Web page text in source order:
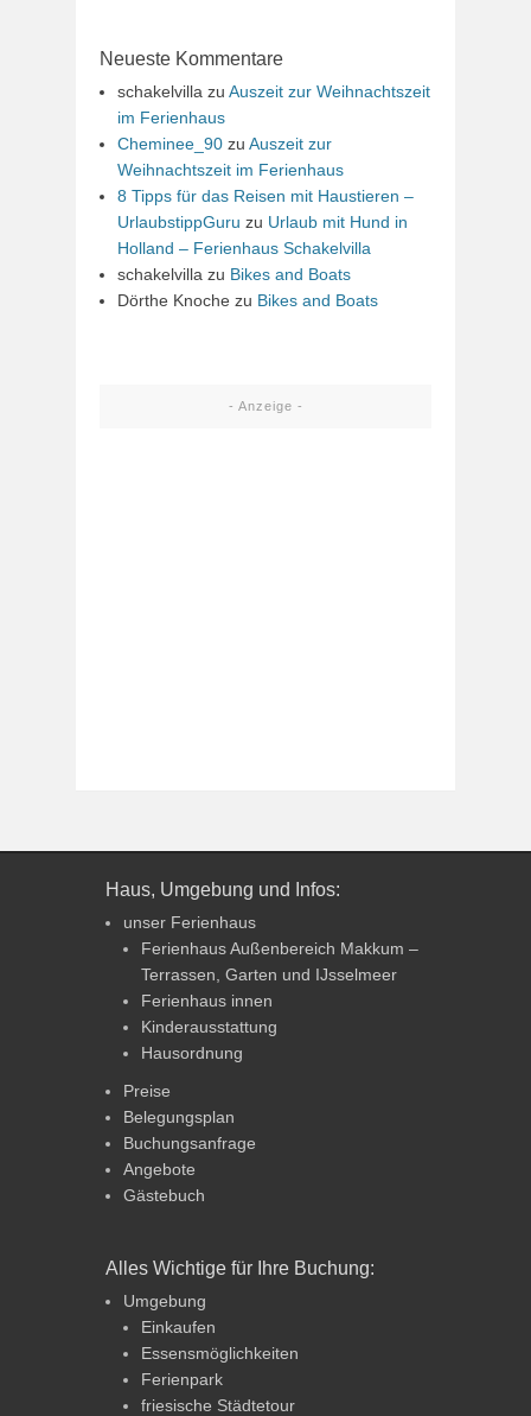
Neueste Kommentare
schakelvilla zu Auszeit zur Weihnachtszeit
im Ferienhaus
Cheminee_90 zu Auszeit zur
Weihnachtszeit im Ferienhaus
8 Tipps für das Reisen mit Haustieren –
UrlaubstippGuru zu Urlaub mit Hund in
Holland – Ferienhaus Schakelvilla
schakelvilla zu Bikes and Boats
Dörthe Knoche zu Bikes and Boats
- Anzeige -
Haus, Umgebung und Infos:
unser Ferienhaus
Ferienhaus Außenbereich Makkum –
Terrassen, Garten und IJsselmeer
Ferienhaus innen
Kinderausstattung
Hausordnung
Preise
Belegungsplan
Buchungsanfrage
Angebote
Gästebuch
Alles Wichtige für Ihre Buchung:
Umgebung
Einkaufen
Essensmöglichkeiten
Ferienpark
friesische Städtetour